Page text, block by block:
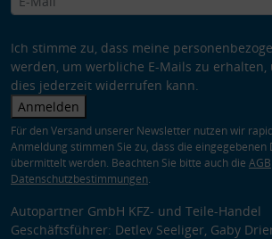
Ich stimme zu, dass meine
werden, um werbliche E-Mails zu erhalten,
dies jederzeit widerrufen kann.
Anmelden
Für den Versand unserer Newsletter nutzen wir
Anmeldung stimmen Sie zu, dass die eingegebenen
übermittelt werden. Beachten Sie bitte auch die AGB
Datenschutzbestimmungen.
Autopartner GmbH KFZ- und Teile-Handel
Geschäftsführer: Detlev Seeliger, Gaby